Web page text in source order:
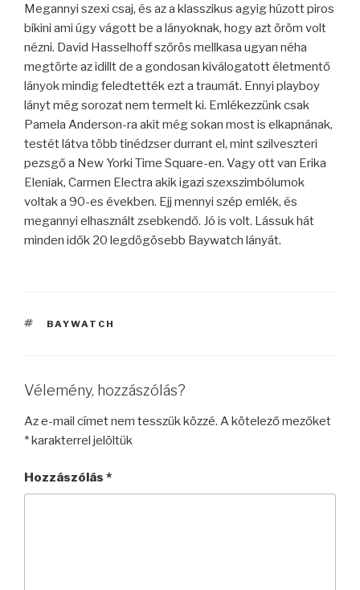
Megannyi szexi csaj, és az a klasszikus agyig húzott piros
bikini ami úgy vágott be a lányoknak, hogy azt öröm volt
nézni. David Hasselhoff szőrös mellkasa ugyan néha
megtörte az idillt de a gondosan kiválogatott életmentő
lányok mindig feledtették ezt a traumát. Ennyi playboy
lányt még sorozat nem termelt ki. Emlékezzünk csak
Pamela Anderson-ra akit még sokan most is elkapnának,
testét látva több tinédzser durrant el, mint szilveszteri
pezsgő a New Yorki Time Square-en. Vagy ott van Erika
Eleniak, Carmen Electra akik igazi szexszimbólumok
voltak a 90-es években. Ejj mennyi szép emlék, és
megannyi elhasznált zsebkendő. Jó is volt. Lássuk hát
minden idők 20 legdögösebb Baywatch lányát.
CÍMKÉK
BAYWATCH
Vélemény, hozzászólás?
Az e-mail címet nem tesszük közzé. A kötelező mezőket
*karakterrel jelöltük
Hozzászólás *